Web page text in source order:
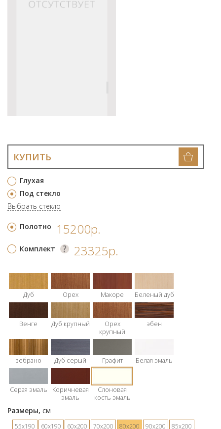
Глухая
Под стекло
Выбрать стекло
КУПИТЬ
Полотно 15200р.
Комплект 23325р.
Дуб Орех Макоре Беленый дуб
Венге Дуб крупный
Орех
крупный
эбен
зебрано Дуб серый Графит Белая эмаль
Серая эмаль
Коричневая
эмаль
Слоновая
кость эмаль
Размеры, см
55х190 60х190 60х200 70х200 80х200 90х200
85х200